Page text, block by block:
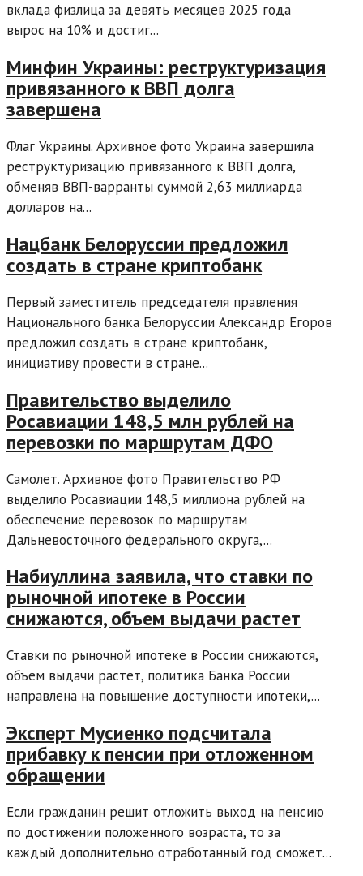
вклада физлица за девять месяцев 2025 года
вырос на 10% и достиг...
Минфин Украины: реструктуризация
привязанного к ВВП долга
завершена
Флаг Украины. Архивное фото Украина завершила
реструктуризацию привязанного к ВВП долга,
обменяв ВВП-варранты суммой 2,63 миллиарда
долларов на...
Нацбанк Белоруссии предложил
создать в стране криптобанк
Первый заместитель председателя правления
Национального банка Белоруссии Александр Егоров
предложил создать в стране криптобанк,
инициативу провести в стране...
Правительство выделило
Росавиации 148,5 млн рублей на
перевозки по маршрутам ДФО
Самолет. Архивное фото Правительство РФ
выделило Росавиации 148,5 миллиона рублей на
обеспечение перевозок по маршрутам
Дальневосточного федерального округа,...
Набиуллина заявила, что ставки по
рыночной ипотеке в России
снижаются, объем выдачи растет
Ставки по рыночной ипотеке в России снижаются,
объем выдачи растет, политика Банка России
направлена на повышение доступности ипотеки,...
Эксперт Мусиенко подсчитала
прибавку к пенсии при отложенном
обращении
Если гражданин решит отложить выход на пенсию
по достижении положенного возраста, то за
каждый дополнительно отработанный год сможет...